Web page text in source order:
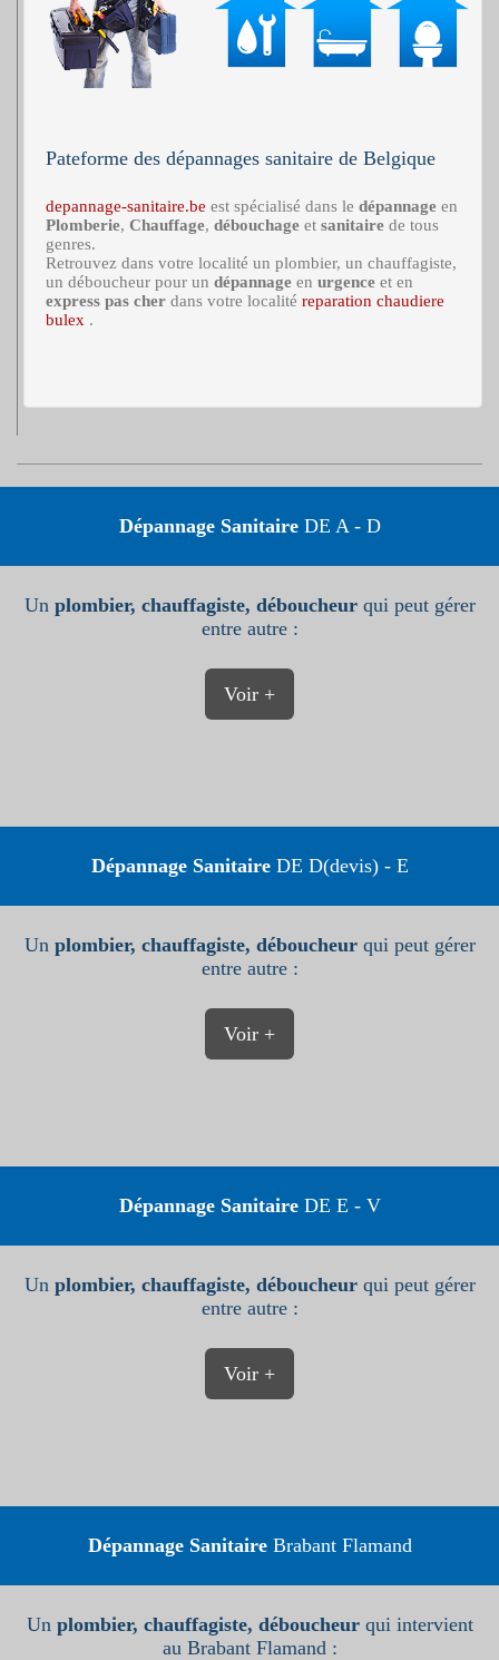
Pateforme des dépannages sanitaire de Belgique
depannage-sanitaire.be est spécialisé dans le dépannage en
Plomberie, Chauffage, débouchage et sanitaire de tous
genres.
Retrouvez dans votre localité un plombier, un chauffagiste,
un déboucheur pour un dépannage en urgence et en
express pas cher dans votre localité reparation chaudiere
bulex .
Dépannage SanitaireDE A - D
Un plombier, chauffagiste, déboucheurqui peut gérer
entre autre :
Voir +
Dépannage SanitaireDE D(devis) - E
Un plombier, chauffagiste, déboucheurqui peut gérer
entre autre :
Voir +
Dépannage SanitaireDE E - V
Un plombier, chauffagiste, déboucheurqui peut gérer
entre autre :
Voir +
Dépannage SanitaireBrabant Flamand
Un plombier, chauffagiste, déboucheurqui intervient
au Brabant Flamand :